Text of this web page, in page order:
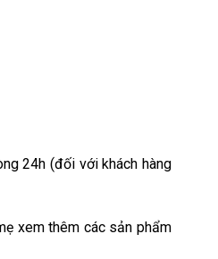
24h (đối với khách hàng
xem thêm các sản phẩm